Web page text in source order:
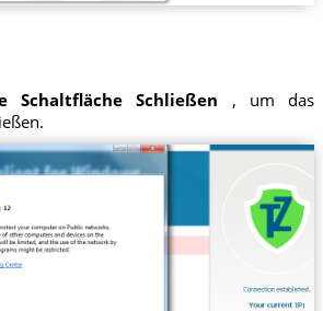
Schaltfläche Schließen , um das